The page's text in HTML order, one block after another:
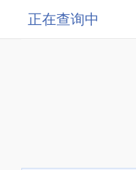
正在查询中